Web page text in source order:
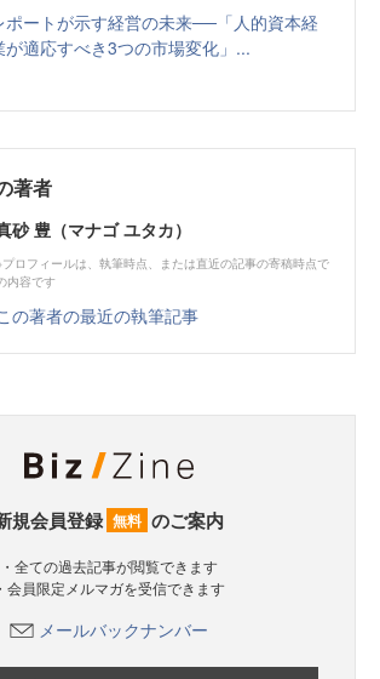
ポートが示す経営の未来──「人的資本経
適応すべき3つの市場変化」...
著者
砂 豊（マナゴ ユタカ）
ロフィールは、執筆時点、または直近の記事の寄稿時点で
内容です
の著者の最近の執筆記事
規会員登録 無料 のご案内
・全ての過去記事が閲覧できます
・会員限定メルマガを受信できます
メールバックナンバー